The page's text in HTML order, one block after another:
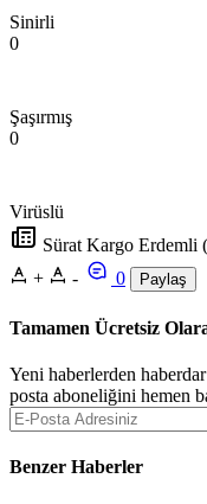
Sinirli
0
Şaşırmış
0
Virüslü
Sürat Kargo Erdemli
+
- 0 Paylaş
Tamamen Ücretsiz
Yeni haberlerden
posta aboneliğini hemen
Benzer Haberler